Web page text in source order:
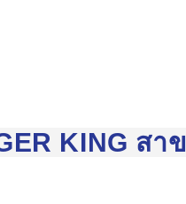
KING สา